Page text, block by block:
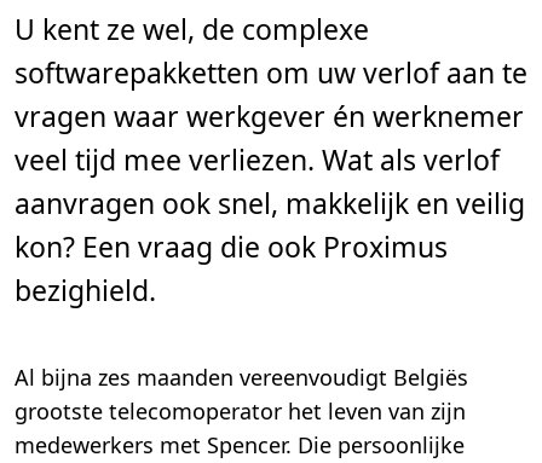
t
i
d
,
m
n
U kent ze wel, de complexe
softwarepakketten om uw verlof aan te
vragen waar werkgever én werknemer
veel tijd mee verliezen. Wat als verlof
aanvragen ook snel, makkelijk en veilig
kon? Een vraag die ook Proximus
bezighield.
Al bijna zes maanden vereenvoudigt Belgiës
grootste telecomoperator het leven van zijn
medewerkers met Spencer. Die persoonlijke